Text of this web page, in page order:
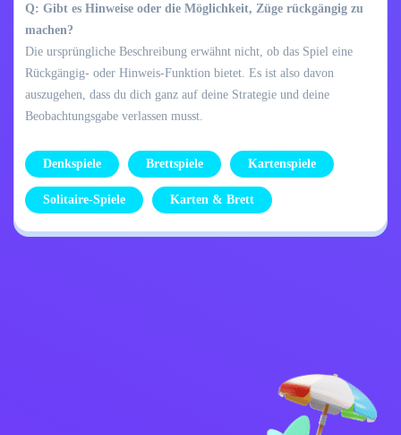
Q: Gibt es Hinweise oder die Möglichkeit, Züge rückgängig zu
machen?
Die ursprüngliche Beschreibung erwähnt nicht, ob das Spiel eine
Rückgängig- oder Hinweis-Funktion bietet. Es ist also davon
auszugehen, dass du dich ganz auf deine Strategie und deine
Beobachtungsgabe verlassen musst.
Denkspiele Brettspiele Kartenspiele
Solitaire-Spiele Karten & Brett